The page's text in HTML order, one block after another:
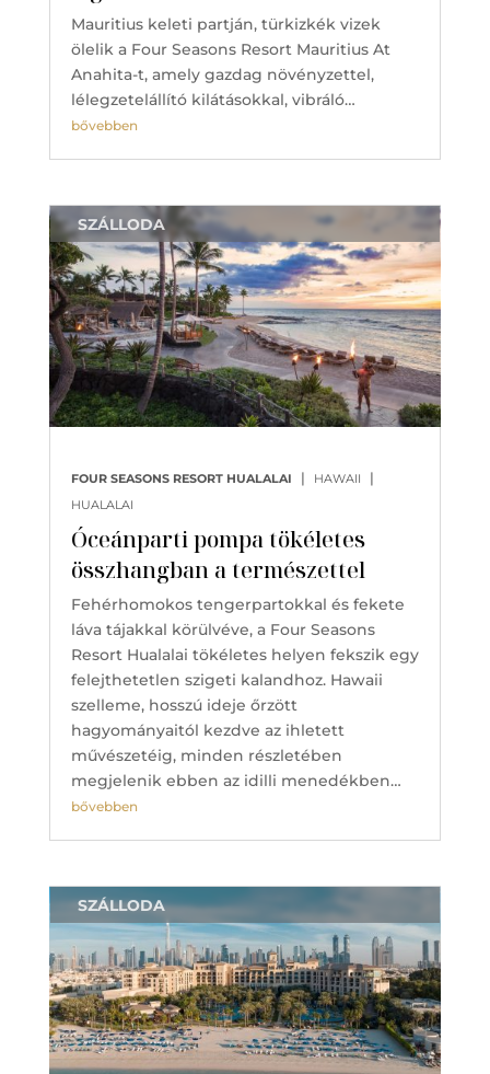
Mauritius keleti partján, türkizkék vizek
ölelik a Four Seasons Resort Mauritius At
Anahita-t, amely gazdag növényzettel,
lélegzetelállító kilátásokkal, vibráló…
bővebben
Óceánparti pompa tökéletes
összhangban a természettel
FOUR SEASONS RESORT HUALALAI | HAWAII |
HUALALAI
SZÁLLODA
Fehérhomokos tengerpartokkal és fekete
láva tájakkal körülvéve, a Four Seasons
Resort Hualalai tökéletes helyen fekszik egy
felejthetetlen szigeti kalandhoz. Hawaii
szelleme, hosszú ideje őrzött
hagyományaitól kezdve az ihletett
művészetéig, minden részletében
megjelenik ebben az idilli menedékben…
bővebben
SZÁLLODA